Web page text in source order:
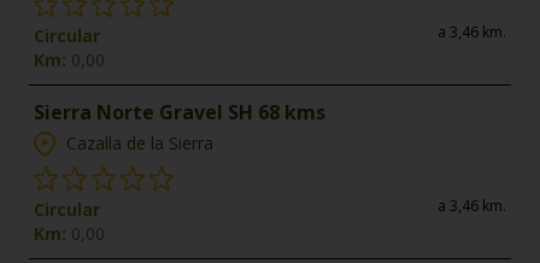
Circular
Km: 0,00
a 3,46 km.
Sierra Norte Gravel SH 68 kms
Cazalla de la Sierra
Circular
Km: 0,00
a 3,46 km.